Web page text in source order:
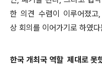
한 의견 수렴이 이루어졌
상 회의를 이어가기로 하였
한국 개최국 역할 제대로 못